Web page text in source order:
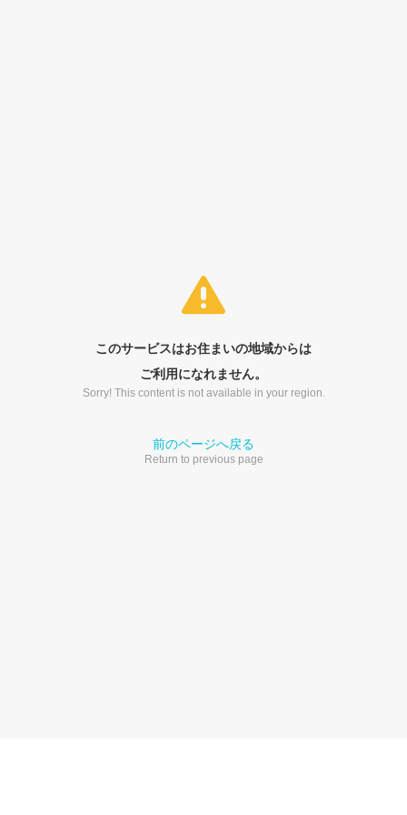
このサービスはお住まいの地域からは
ご利用になれません。
Sorry! This content is not available in your region.
前のページへ戻る
Return to previous page